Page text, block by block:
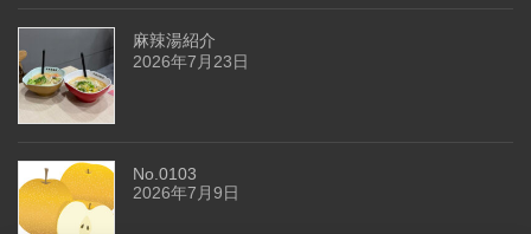
麻辣湯紹介
2026年7月23日
No.0103
2026年7月9日